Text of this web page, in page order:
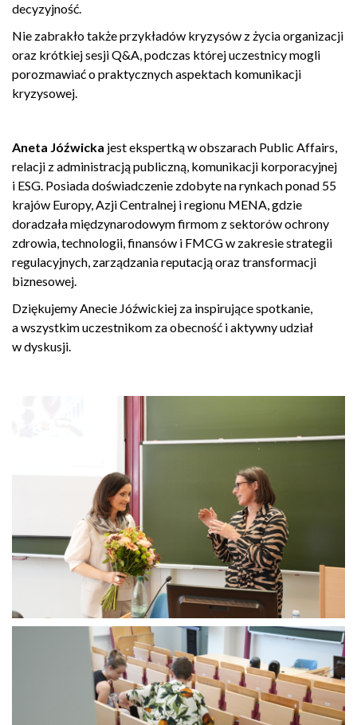
decyzyjność.
Nie zabrakło także przykładów kryzysów z życia organizacji
oraz krótkiej sesji Q&A, podczas której uczestnicy mogli
porozmawiać o praktycznych aspektach komunikacji
kryzysowej.
Aneta Jóźwicka jest ekspertką w obszarach Public Affairs,
relacji z administracją publiczną, komunikacji korporacyjnej
i ESG. Posiada doświadczenie zdobyte na rynkach ponad 55
krajów Europy, Azji Centralnej i regionu MENA, gdzie
doradzała międzynarodowym firmom z sektorów ochrony
zdrowia, technologii, finansów i FMCG w zakresie strategii
regulacyjnych, zarządzania reputacją oraz transformacji
biznesowej.
Dziękujemy Anecie Jóźwickiej za inspirujące spotkanie,
a wszystkim uczestnikom za obecność i aktywny udział
w dyskusji.